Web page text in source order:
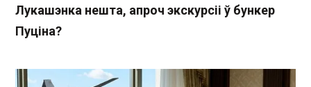
Лукашэнка нешта, апроч экскурсіі ў бункер
Пуціна?